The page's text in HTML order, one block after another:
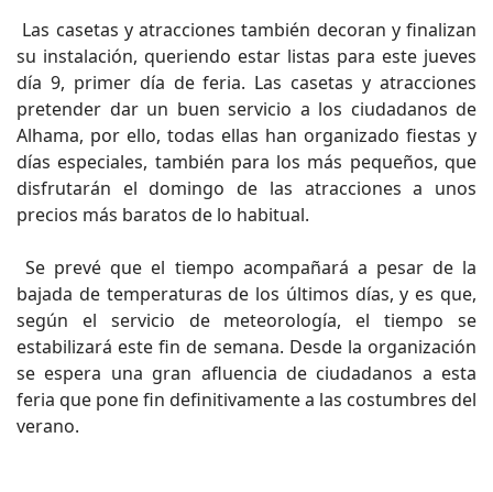
Las casetas y atracciones también decoran y finalizan
su instalación, queriendo estar listas para este jueves
día 9, primer día de feria. Las casetas y atracciones
pretender dar un buen servicio a los ciudadanos de
Alhama, por ello, todas ellas han organizado fiestas y
días especiales, también para los más pequeños, que
disfrutarán el domingo de las atracciones a unos
precios más baratos de lo habitual.
Se prevé que el tiempo acompañará a pesar de la
bajada de temperaturas de los últimos días, y es que,
según el servicio de meteorología, el tiempo se
estabilizará este fin de semana. Desde la organización
se espera una gran afluencia de ciudadanos a esta
feria que pone fin definitivamente a las costumbres del
verano.